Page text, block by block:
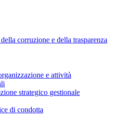
corruzione e della trasparenza
e attività
strategico gestionale
di condotta